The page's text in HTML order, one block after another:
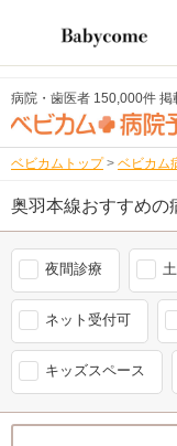
病院・歯医者 150,000件 掲
ベビカムトップ > ベビカム
奥羽本線おすすめの
夜間診療
ネット受付可
キッズスペース